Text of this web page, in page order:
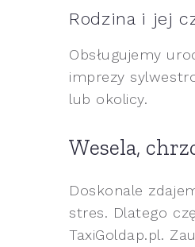
Rodzina i jej
Obsługujemy
imprezy
lub okolicy.
Wesela,
Doskonale
stres. Dlatego
TaxiGoldap.pl.